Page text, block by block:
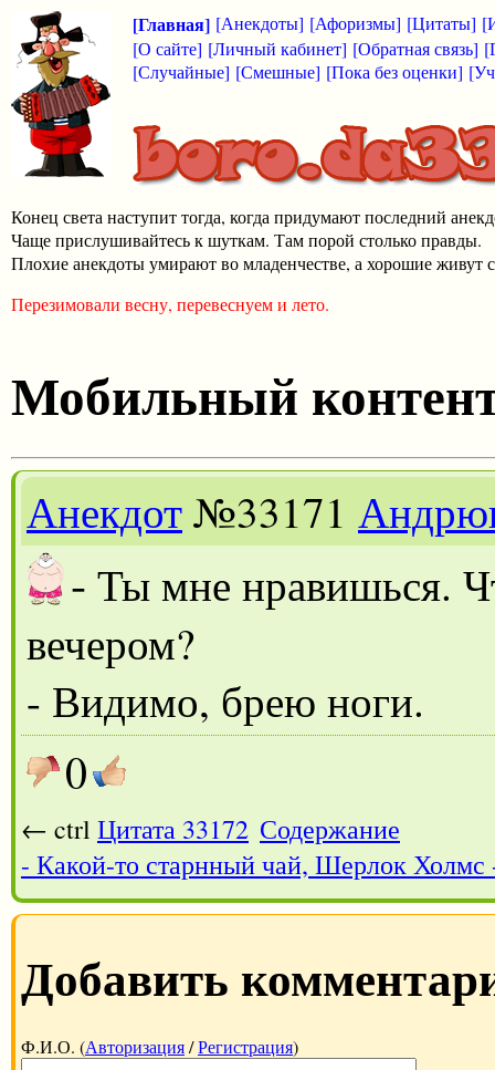
[Главная] [Анекдоты] [Афоризмы] [Цитаты]
[О сайте] [Личный кабинет] [Обратная связь]
[Случайные] [Смешные] [Пока без оценки]
Конец света наступит тогда, когда придумают последний
Чаще прислушивайтесь к шуткам. Там порой столько правды.
Плохие анекдоты умирают во младенчестве, а хорошие живут
Перезимовали весну, перевеснуем и лето.
Мобильный
Анекдот№33171
- Ты мне нравишься.
вечером?
- Видимо, брею ноги.
0
← ctrl Цитата 33172 Содержание
- Какой-то старнный чай, Шерлок
Добавить
Ф.И.О. (Авторизация/Регистрация)